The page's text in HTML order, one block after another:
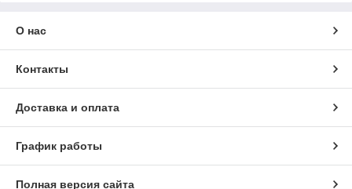
О нас
Контакты
Доставка и оплата
График работы
Полная версия сайта